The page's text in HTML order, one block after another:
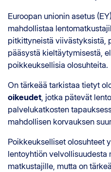
Euroopan unionin asetus
mahdollistaa
pitkittyneistä viivästyksistä,
pääsystä kieltäytymisestä,
poikkeuksellisia olosuhteita.
On tärkeää tarkistaa tietyt
oikeudet, jotka pätevät
palvelukatkosten
mahdollisen korvauksen
Poikkeukselliset olosuhteet
lentoyhtiön velvollisuudesta
matkustajille, mutta on